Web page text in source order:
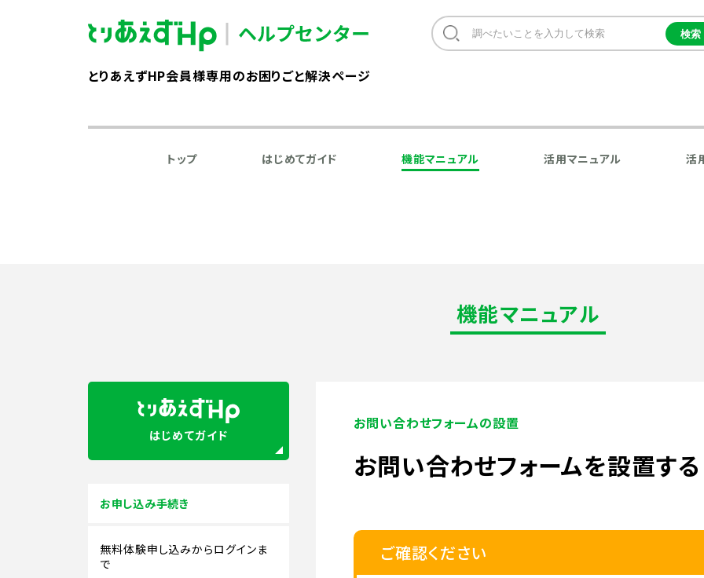
とりあえずHP会員様専用のお困りごと解決ページ
トップ はじめてガイド 機能マニュアル 活用マニュアル 活
機能マニュアル
お問い合わせフォームの設置
お問い合わせフォームを設置する
ご確認ください
はじめてガイド
お申し込み手続き
無料体験申し込みからログインま
で